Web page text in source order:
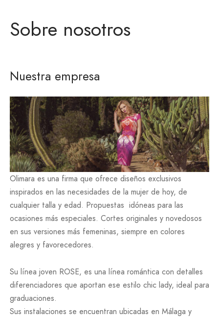
Sobre nosotros
Nuestra empresa
Olimara es una firma que ofrece diseños exclusivos
inspirados en las necesidades de la mujer de hoy, de
cualquier talla y edad. Propuestas idóneas para las
ocasiones más especiales. Cortes originales y novedosos
en sus versiones más femeninas, siempre en colores
alegres y favorecedores.
Su línea joven ROSE, es una línea romántica con detalles
diferenciadores que aportan ese estilo chic lady, ideal para
graduaciones.
Sus instalaciones se encuentran ubicadas en Málaga y